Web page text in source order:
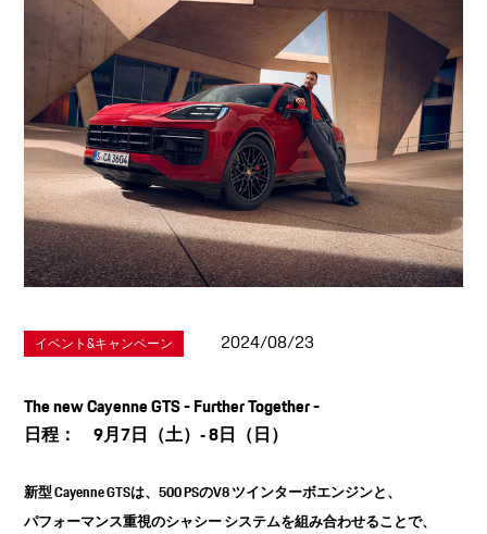
イベント&キャンペーン 2024/08/23
The new Cayenne GTS - Further Together -
日程： 9月7日（土）‐ 8日（日）
新型 Cayenne GTSは、500 PSのV8 ツインターボエンジンと、
パフォーマンス重視のシャシー システムを組み合わせることで、